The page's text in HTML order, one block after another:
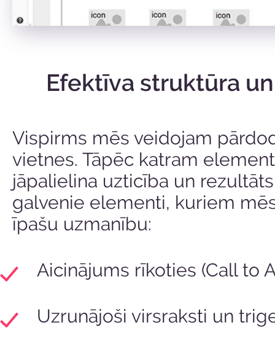
Efektīva struktūra
Vispirms mēs veidojam
vietnes. Tāpēc katram
jāpalielina uzticība un
galvenie elementi, kuriem
īpašu uzmanību:
Aicinājums rīkoties (Call to
Uzrunājoši virsraksti un